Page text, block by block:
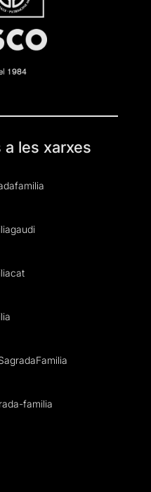
les xarxes
familia